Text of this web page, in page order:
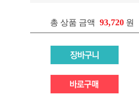
총 상품 금액 93,720 원